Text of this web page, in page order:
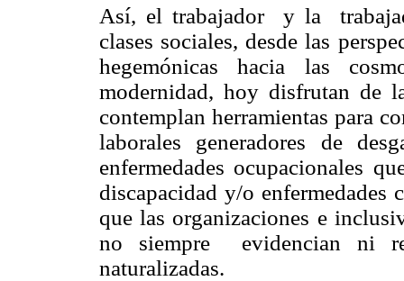
Así, el trabajador y la
clases sociales, desde las
hegemónicas hacia las
modernidad, hoy disfrutan de
contemplan herramientas para
laborales generadores de
enfermedades ocupacionales
discapacidad y/o
que las organizaciones e
no siempre evidencian ni
naturalizadas.